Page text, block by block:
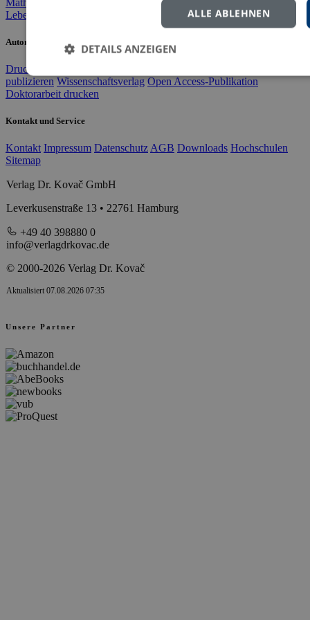
Lebenserinnerungen
Autorinnen und Autoren
Druckkostenzuschuss
publizieren Wissenschaftsverlag Open Access-Publikation
Doktorarbeit drucken
Kontakt und Service
Kontakt Impressum Datenschutz AGB Downloads Hochschulen
Sitemap
Verlag Dr. Kovač GmbH
Leverkusenstraße 13 • 22761 Hamburg
+49 40 398880 0
info@verlagdrkovac.de
© 2000-2026 Verlag Dr. Kovač
Aktualisiert 07.08.2026 07:35
Unsere Partner
ALLE ABLEHNEN
DETAILS ANZEIGEN